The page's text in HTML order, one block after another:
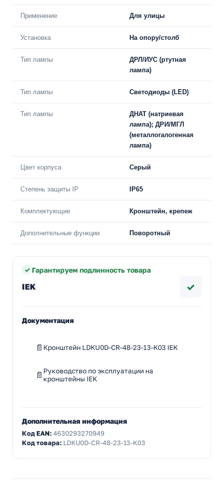
Применение Для улицы
Установка На опору/столб
Тип лампы
ДРЛ/ИУС (ртутная
лампа)
Тип лампы Светодиоды (LED)
Тип лампы
ДНАТ (натриевая
лампа); ДРИ/МГЛ
(металлогалогенная
лампа)
Цвет корпуса Серый
Степень защиты IP IP65
Комплектующие Кронштейн, крепеж
Дополнительные функции Поворотный
Гарантируем подлинность товара
IEK ✓
Документация
Кронштейн LDKU0D-CR-48-23-13-K03 IEK
Руководство по эксплуатации на
кронштейны IEK
Дополнительная информация
Код EAN:4630293270949
Код товара: LDKU0D-CR-48-23-13-K03